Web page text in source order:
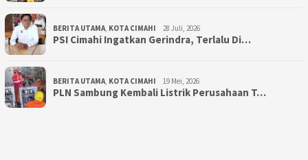
BERITA UTAMA, KOTA CIMAHI 28 Juli, 2026
PSI Cimahi Ingatkan Gerindra, Terlalu Di…
BERITA UTAMA, KOTA CIMAHI 19 Mei, 2026
PLN Sambung Kembali Listrik Perusahaan T…